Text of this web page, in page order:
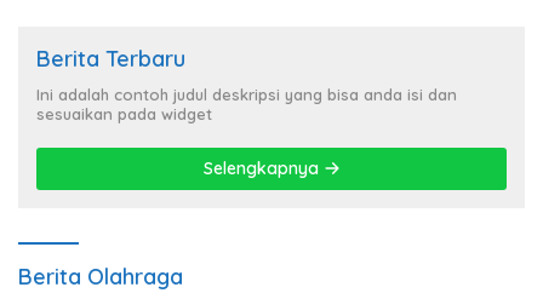
Berita Terbaru
Ini adalah contoh judul deskripsi yang bisa anda isi dan
sesuaikan pada widget
Selengkapnya
Berita Olahraga